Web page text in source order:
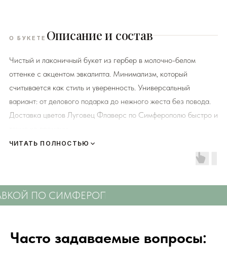
О БУКЕТЕ Описание и состав
Чистый и лаконичный букет из гербер в молочно-белом
оттенке с акцентом эвкалипта. Минимализм, который
считывается как стиль и уверенность. Универсальный
вариант: от делового подарка до нежного жеста без повода.
Доставка цветов Луговец Флаверс по Симферополю быстро и
наличии на момент нужной даты доставки. Заказывая
определенный букет - Вы передаете нам ваши пожелания по
администратор для уточнения деталей заказа.
ЧИТАТЬ ПОЛНОСТЬЮ
ПО СИМФЕРОПОЛЮ
Часто задаваемые вопросы: